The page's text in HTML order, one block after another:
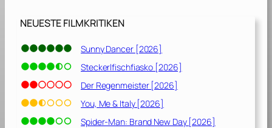
l
2
1
9
]
NEUESTE FILMKRITIKEN
Sunny Dancer [2026]
Steckerlfischfiasko [2026]
Der Regenmeister [2026]
You, Me & Italy [2026]
Spider-Man: Brand New Day [2026]